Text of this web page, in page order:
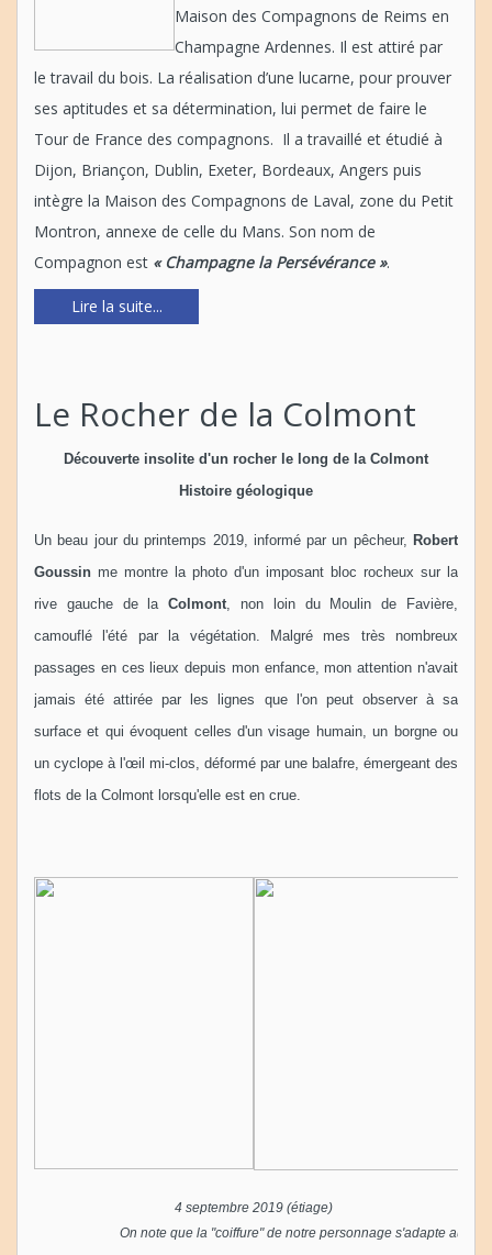
Maison des Compagnons de Reims en
Champagne Ardennes. Il est attiré par
le travail du bois. La réalisation d’une lucarne, pour prouver
ses aptitudes et sa détermination, lui permet de faire le
Tour de France des compagnons. Il a travaillé et étudié à
Dijon, Briançon, Dublin, Exeter, Bordeaux, Angers puis
intègre la Maison des Compagnons de Laval, zone du Petit
Montron, annexe de celle du Mans. Son nom de
Compagnon est « Champagne la Persévérance ».
Lire la suite...
Le Rocher de la Colmont
Découverte insolite d'un rocher le long de la Colmont
Histoire géologique
Un beau jour du printemps 2019, informé par un pêcheur,
Robert
Goussin me montre la photo d'un imposant bloc rocheux sur la
rive gauche de laColmont , non loin du Moulin de Favière,
camouflé l'été par la végétation. Malgré mes très nombreux
passages en ces lieux depuis mon enfance, mon attention n'avait
jamais été attirée par les lignes que l'on peut observer à sa
surface et qui évoquent celles d'un visage humain, un borgne ou
un cyclope à l'œil mi-clos, déformé par une balafre, émergeant des
flots de la Colmont lorsqu'elle est en crue.
4 septembre 2019 (étiage)
On note que la "coiffure" de notre personnage s'adapte aux